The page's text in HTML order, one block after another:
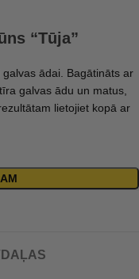
“Tūja”
ādai. Bagātināts ar
galvas ādu un matus,
lietojiet kopā ar